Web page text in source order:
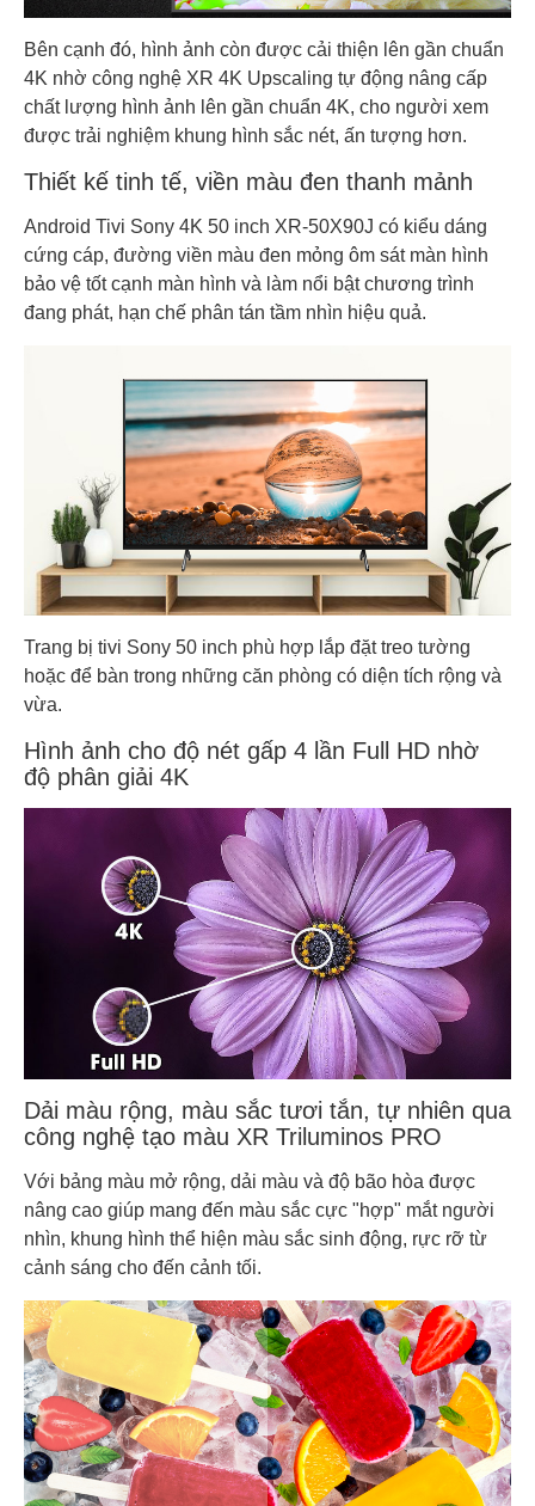
Bên cạnh đó, hình ảnh còn được cải thiện lên gần chuẩn
4K nhờ công nghệ XR 4K Upscaling tự động nâng cấp
chất lượng hình ảnh lên gần chuẩn 4K, cho người xem
được trải nghiệm khung hình sắc nét, ấn tượng hơn.
Thiết kế tinh tế, viền màu đen thanh mảnh
Android Tivi Sony 4K 50 inch XR-50X90J có kiểu dáng
cứng cáp, đường viền màu đen mỏng ôm sát màn hình
bảo vệ tốt cạnh màn hình và làm nổi bật chương trình
đang phát, hạn chế phân tán tầm nhìn hiệu quả.
Trang bị tivi Sony 50 inch phù hợp lắp đặt treo tường
hoặc để bàn trong những căn phòng có diện tích rộng và
vừa.
Hình ảnh cho độ nét gấp 4 lần Full HD nhờ
độ phân giải 4K
Dải màu rộng, màu sắc tươi tắn, tự nhiên qua
công nghệ tạo màu XR Triluminos PRO
Với bảng màu mở rộng, dải màu và độ bão hòa được
nâng cao giúp mang đến màu sắc cực "hợp" mắt người
nhìn, khung hình thể hiện màu sắc sinh động, rực rỡ từ
cảnh sáng cho đến cảnh tối.